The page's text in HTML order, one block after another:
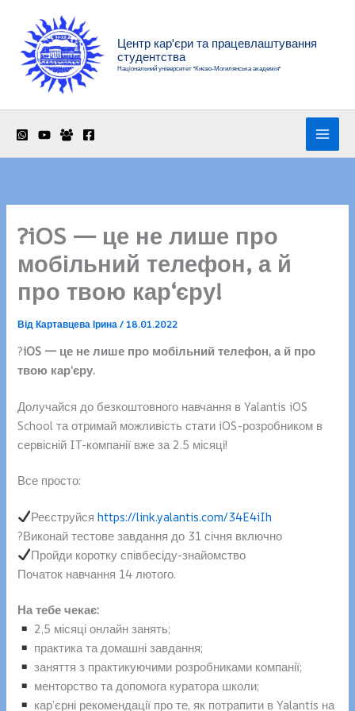
вмісту
Центр кар'єри та працевлаштування
студентства
Національний університет "Києво-Могилянська академія"
?iOS — це не лише про
мобільний телефон, а й
про твою кар‘єру!
ВідКартавцева Ірина/18.01.2022
?iOS — це не лише про мобільний телефон, а й про
твою кар‘єру.
Долучайся до безкоштовного навчання в Yalantis iOS
School та отримай можливість стати iOS-розробником в
сервісній IT-компанії вже за 2.5 місяці!
Все просто:
Реєструйсяhttps://link.yalantis.com/34E4iIh
?Виконай тестове завдання до 31 січня включно
Пройди коротку співбесіду-знайомство
Початок навчання 14 лютого.
На тебе чекає:
2,5 місяці онлайн занять;
практика та домашні завдання;
заняття з практикуючими розробниками компанії;
менторство та допомога куратора школи;
кар’єрні рекомендації про те, як потрапити в Yalantis на